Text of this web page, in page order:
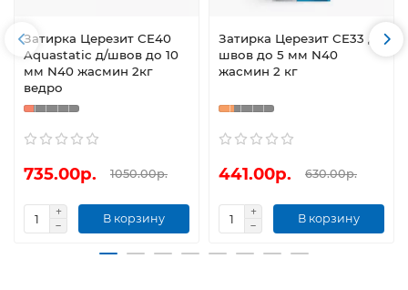
Затирка Церезит СЕ40
Aquastatic д/швов до 10
мм N40 жасмин 2кг
ведро
735.00р. 1050.00р.
В корзину
Затирка Церезит CE33 д/
швов до 5 мм N40
жасмин 2 кг
441.00р. 630.00р.
В корзину